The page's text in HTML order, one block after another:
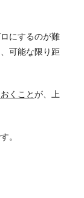
にするのが難
可能な限り距
くことが、上
。